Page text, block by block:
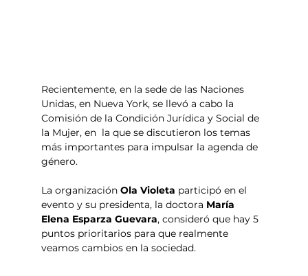
Recientemente, en la sede de las Naciones
Unidas, en Nueva York, se llevó a cabo la
Comisión de la Condición Jurídica y Social de
la Mujer, en  la que se discutieron los temas
más importantes para impulsar la agenda de
género.
La organización Ola Violeta participó en el
evento y su presidenta, la doctora María
Elena Esparza Guevara, consideró que hay 5
puntos prioritarios para que realmente
veamos cambios en la sociedad.